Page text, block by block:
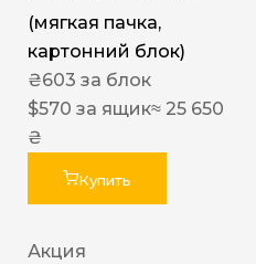
(мягкая пачка,
картонний блок)
₴603 за блок
$570 за ящик≈ 25 650
₴
Купить
Акция